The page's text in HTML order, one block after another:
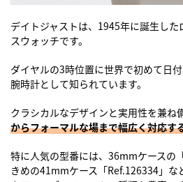
デイトジャストは、1945年に誕生し
スウォッチです。
ダイヤルの3時位置に世界で初めて日
腕時計として知られています。
クラシカルなデザインと実用性を兼ね
からフォーマルな場まで幅広く対応す
特に人気の型番には、36mmケースの
きめの41mmケース「Ref.126334」な